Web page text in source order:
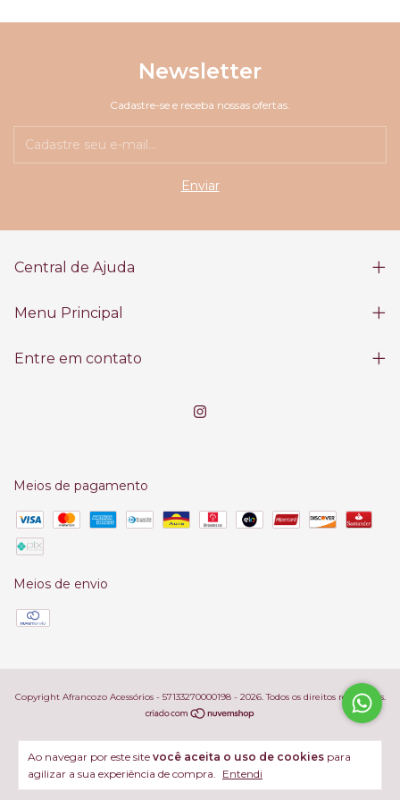
Ao navegar por este site você aceita o uso de cookies para
agilizar a sua experiência de compra. Entendi
Newsletter
Cadastre-se e receba nossas ofertas.
Central de Ajuda
Menu Principal
Entre em contato
Meios de pagamento
Meios de envio
Copyright Afrancozo Acessórios - 57133270000198 - 2026. Todos os direitos reservados.